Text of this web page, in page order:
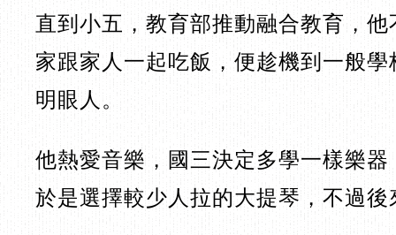
直到小五，教育部推動融合教育，
家跟家人一起吃飯，便趁機到一般
明眼人。
他熱愛音樂，國三決定多學一樣樂
於是選擇較少人拉的大提琴，不過